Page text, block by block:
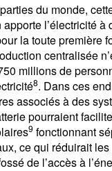
du monde,
l’électricité à
la toute première
centralisée
millions de
8. Dans ces
associés à des
pourraient
9 fonctionnant
ce qui réduirait
de l’accès à
Prénom
résident ou citoyen des